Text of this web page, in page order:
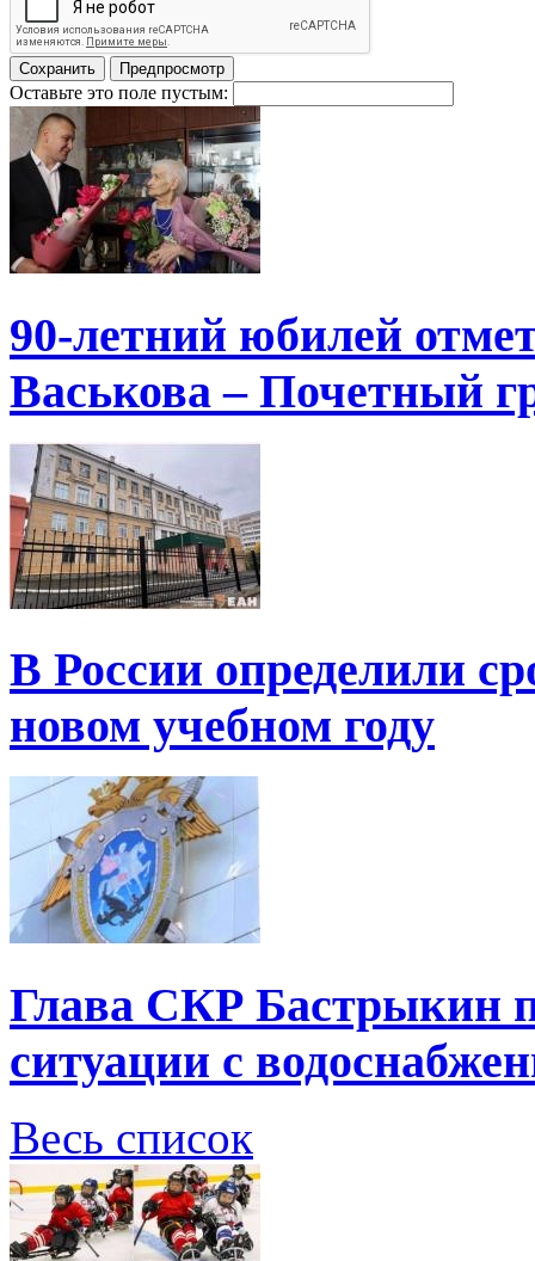
Оставьте это поле пустым:
90-летний юбилей
Васькова – Почетный
В России определили
новом учебном году
Глава СКР Бастрыкин
ситуации с
Весь список